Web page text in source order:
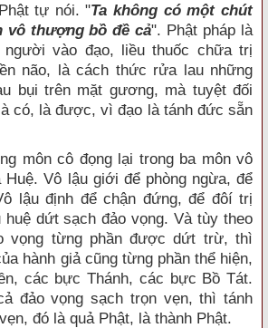
tự nói. "Ta không có một chút
vô thượng bồ đề cả". Phật pháp là
vào đạo, liều thuốc chữa trị
não, là cách thức rửa lau những
bụi trên mặt gương, mà tuyệt đối
có, là được, vì đạo là tánh đức sẵn
môn cô đọng lại trong ba môn vô
Vô lậu giới để phòng ngừa, để
lậu định để chận đứng, để đôí trị
huệ dứt sạch đảo vọng. Và tùy theo
vọng từng phần được dứt trừ, thì
hành giả cũng từng phần thể hiện,
các bực Thánh, các bực Bồ Tát.
đảo vọng sạch trọn vẹn, thì tánh
đó là quả Phật, là thành Phật.